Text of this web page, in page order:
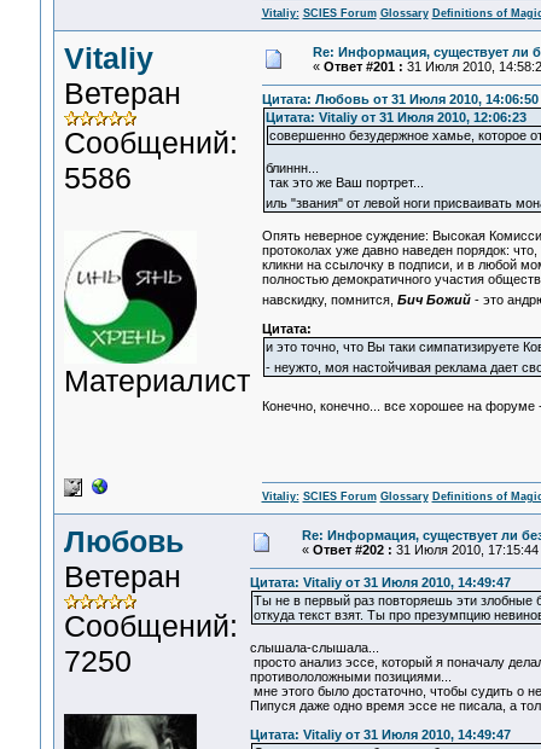
Vitaliy: SCIES Forum Glossary Definitions of
Vitaliy
Ветеран
Сообщений:
5586
Материалист
Re: Информация, существует ли
« Ответ #201 : 31 Июля 2010,
Цитата: Любовь от 31 Июля 2010, 14:06:50
Цитата: Vitaliy от 31 Июля 2010, 12:06:23
совершенно безудержное хамье, которое
блиннн...
так это же Ваш портрет...
иль "звания" от левой ноги присваивать
Опять неверное суждение: Высокая
протоколах уже давно наведен порядок:
кликни на ссылочку в подписи, и в любой
полностью демократичного участия
навскидку, помнится, Бич Божий- это
Цитата:
и это точно, что Вы таки симпатизируете
- неужто, моя настойчивая реклама дает
Конечно, конечно... все хорошее на
Vitaliy: SCIES Forum Glossary Definitions of
Любовь
Ветеран
Сообщений:
7250
Re: Информация, существует ли
« Ответ #202 : 31 Июля 2010, 17:15:44
Цитата: Vitaliy от 31 Июля 2010, 14:49:47
Ты не в первый раз повторяешь эти злобные
откуда текст взят. Ты про презумпцию
слышала-слышала...
просто анализ эссе, который я поначалу
противололожными позициями...
мне этого было достаточно, чтобы судить о
Пипуся даже одно время эссе не писала, а
Цитата: Vitaliy от 31 Июля 2010, 14:49:47